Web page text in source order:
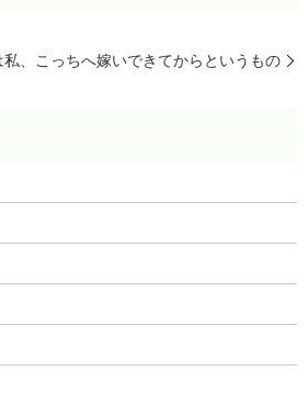
私、こっちへ嫁いできてからというもの